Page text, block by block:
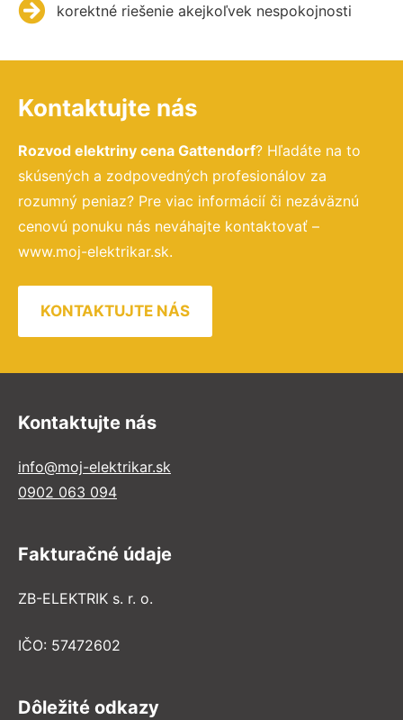
korektné riešenie akejkoľvek nespokojnosti
Kontaktujte nás
Rozvod elektriny cena Gattendorf? Hľadáte na to
skúsených a zodpovedných profesionálov za
rozumný peniaz? Pre viac informácií či nezáväznú
cenovú ponuku nás neváhajte kontaktovať –
www.moj-elektrikar.sk.
KONTAKTUJTE NÁS
Kontaktujte nás
info@moj-elektrikar.sk
0902 063 094
Fakturačné údaje
ZB-ELEKTRIK s. r. o.
IČO: 57472602
Dôležité odkazy